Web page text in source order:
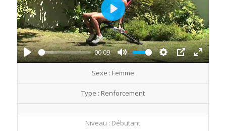
Play
00:09
Mute
Settings
PIP
Enter
Play
Sexe : Femme
Type : Renforcement
Niveau : Débutant